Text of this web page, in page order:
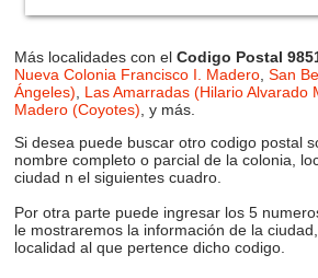
Más localidades con el Codigo Postal
Nueva Colonia Francisco I. Madero San
Ángeles)
Las Amarradas (Hilario Alvarado
Madero (Coyotes) , y más.
Si desea puede buscar otro codigo postal
nombre completo o parcial de la colonia,
ciudad n el siguientes cuadro.
Por otra parte puede ingresar los 5
le mostraremos la información de la
localidad al que pertence dicho codigo.